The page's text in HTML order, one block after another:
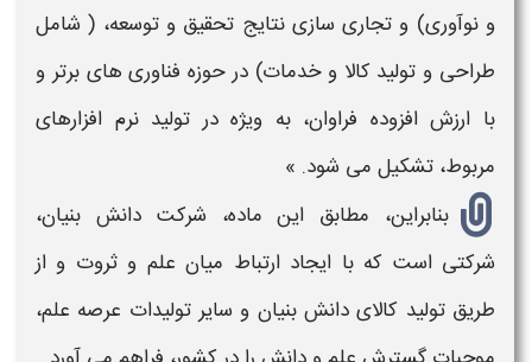
و نوآوری) و تجاری سازی نتایج تحقیق و توسعه، ( شامل
طراحی و تولید کالا و خدمات) در حوزه فناوری های برتر و
با ارزش افزوده فراوان، به ویژه در تولید نرم افزارهای
مربوط، تشکیل می شود. »
بنابراین، مطابق این ماده، شرکت دانش بنیان،
شرکتی است که با ایجاد ارتباط میان علم و ثروت و از
طریق تولید کالای دانش بنیان وسایر تولیدات عرصه علم،